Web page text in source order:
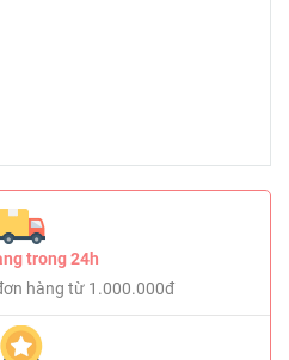
trong 24h
hàng từ 1.000.000đ